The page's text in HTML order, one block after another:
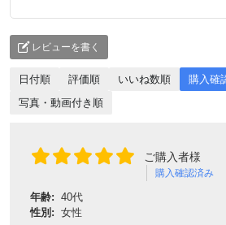
レビューを書く
日付順 評価順 いいね数順 購入確
写真・動画付き順
ご購入者様
購入確認済み
年齢: 40代
性別: 女性